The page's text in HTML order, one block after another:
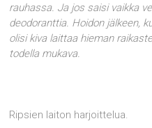
rauhassa. Ja jos saisi vaikka
deodoranttia. Hoidon jälkeen,
olisi kiva laittaa hieman
todella mukava.
Ripsien laiton harjoittelua.